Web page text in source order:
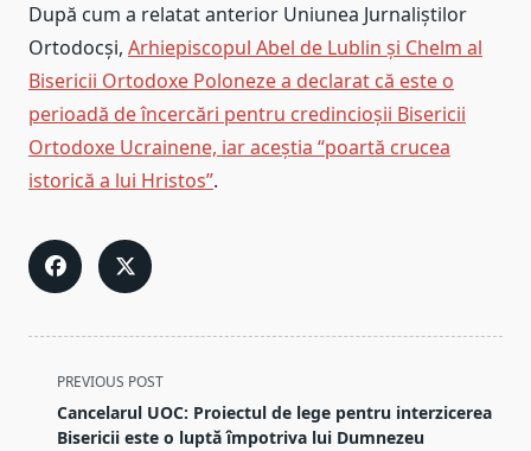
După cum a relatat anterior Uniunea Jurnaliștilor
Ortodocși, Arhiepiscopul Abel de Lublin și Chelm al
Bisericii Ortodoxe Poloneze a declarat că este o
perioadă de încercări pentru credincioșii Bisericii
Ortodoxe Ucrainene, iar aceștia “poartă crucea
istorică a lui Hristos”.
<span
class="nav-
subtitle
PREVIOUS POST
Cancelarul UOC: Proiectul de lege pentru interzicerea
Bisericii este o luptă împotriva lui Dumnezeu